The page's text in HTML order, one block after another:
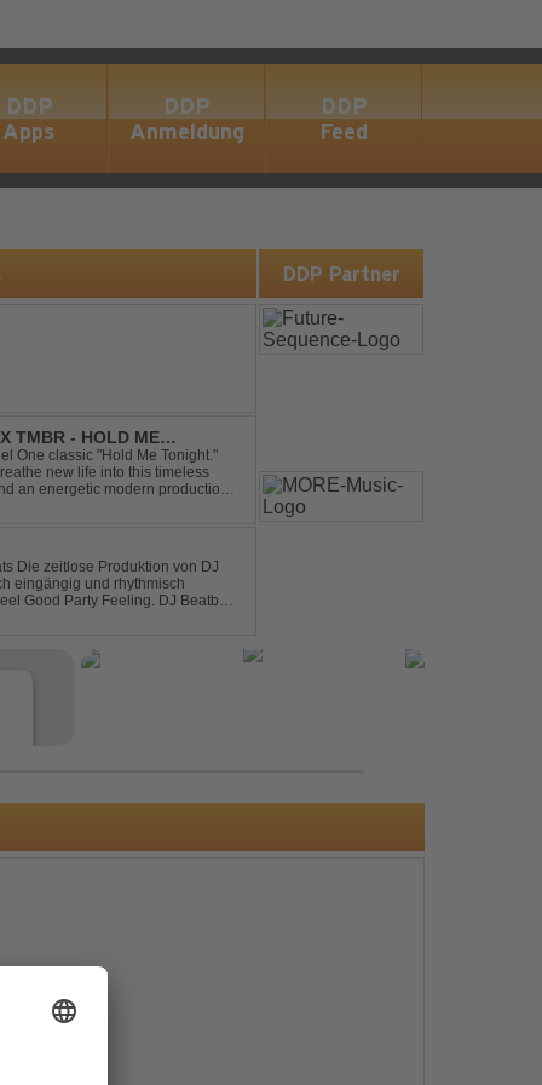
DDP
Apps
DDP
Anmeldung
DDP
Feed
TMBR - HOLD ME
One classic "Hold Me Tonight."
new life into this timeless
an energetic modern production.
DJ
eingängig und rhythmisch
Party Feeling. DJ Beatboy
DDP Partner